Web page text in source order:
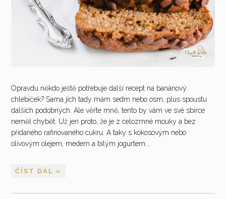
Opravdu někdo ještě potřebuje další recept na banánový
chlebíček? Sama jich tady mám sedm nebo osm, plus spoustu
dalších podobných. Ale věřte mně, tento by vám ve své sbírce
neměl chybět. Už jen proto, že je z celozrnné mouky a bez
přidaného rafinovaného cukru. A taky s kokosovým nebo
olivovým olejem, medem a bílým jogurtem….
ČÍST DÁL »